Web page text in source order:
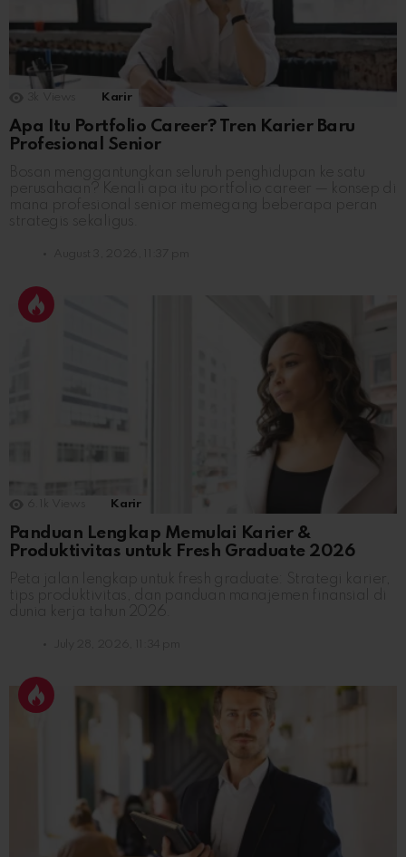
Karir
Apa Itu Portfolio Career? Tren Karier Baru
Profesional Senior
Bosan menggantungkan seluruh penghidupan ke satu
mana profesional senior memegang beberapa peran
Karir
Panduan Lengkap Memulai Karier &
Produktivitas untuk Fresh Graduate 2026
tips produktivitas, dan panduan manajemen finansial di
dunia kerja tahun 2026.